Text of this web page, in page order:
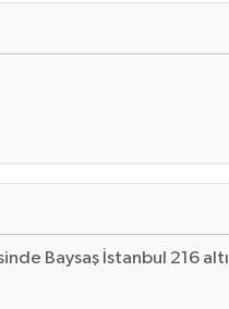
Baysaş İstanbul 216 altı